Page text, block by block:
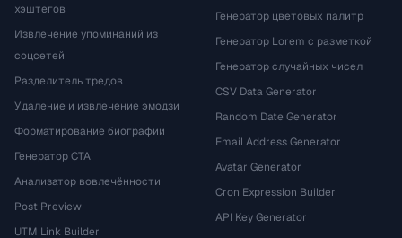
хэштегов
Извлечение упоминаний из
соцсетей
Разделитель тредов
Удаление и извлечение эмодзи
Форматирование биографии
Генератор CTA
Анализатор вовлечённости
Post Preview
UTM Link Builder
Генератор цветовых палитр
Генератор Lorem с разметкой
Генератор случайных чисел
CSV Data Generator
Random Date Generator
Email Address Generator
Avatar Generator
Cron Expression Builder
API Key Generator